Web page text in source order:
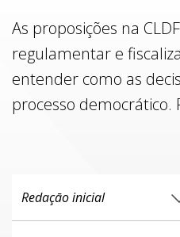
As proposições na
regulamentar e
entender como as
processo democrático.